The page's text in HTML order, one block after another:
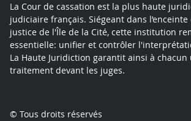
La Cour de cassation est la plus haute
judiciaire français. Siégeant dans l’enceinte
justice de l'Île de la Cité, cette institution
essentielle: unifier et contrôler
La Haute Juridiction garantit ainsi à chacun
traitement devant les juges.
© Tous droits réservés